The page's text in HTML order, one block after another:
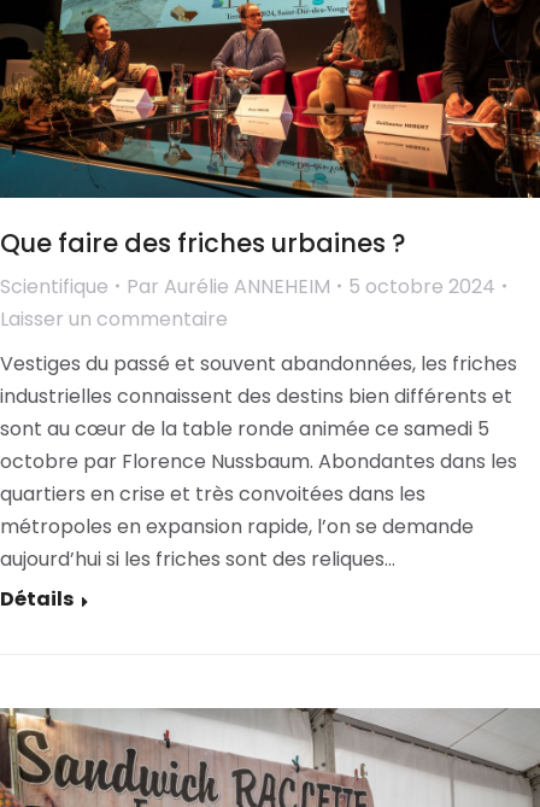
Que faire des friches urbaines ?
Scientifique Par Aurélie ANNEHEIM
5 octobre 2024
Laisser un commentaire
Vestiges du passé et souvent abandonnées, les friches
industrielles connaissent des destins bien différents et
sont au cœur de la table ronde animée ce samedi 5
octobre par Florence Nussbaum. Abondantes dans les
quartiers en crise et très convoitées dans les
métropoles en expansion rapide, l’on se demande
aujourd’hui si les friches sont des reliques…
Détails